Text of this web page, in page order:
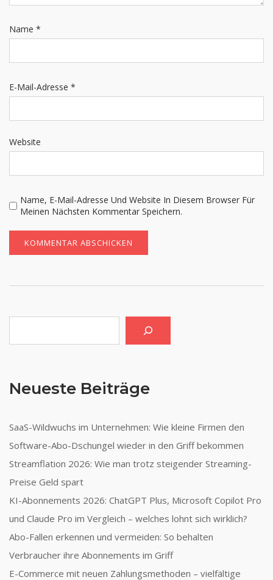
Name *
E-Mail-Adresse *
Website
Name, E-Mail-Adresse Und Website In Diesem Browser Für
Meinen Nächsten Kommentar Speichern.
Neueste Beiträge
SaaS-Wildwuchs im Unternehmen: Wie kleine Firmen den
Software-Abo-Dschungel wieder in den Griff bekommen
Streamflation 2026: Wie man trotz steigender Streaming-
Preise Geld spart
KI-Abonnements 2026: ChatGPT Plus, Microsoft Copilot Pro
und Claude Pro im Vergleich – welches lohnt sich wirklich?
Abo-Fallen erkennen und vermeiden: So behalten
Verbraucher ihre Abonnements im Griff
E-Commerce mit neuen Zahlungsmethoden – vielfältige